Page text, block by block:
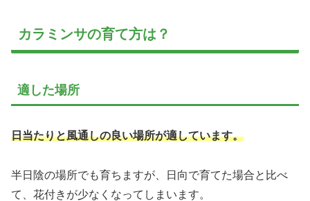
カラミンサの育て方は？
適した場所
日当たりと風通しの良い場所が適しています。
半日陰の場所でも育ちますが、日向で育てた場合と比べ
て、花付きが少なくなってしまいます。